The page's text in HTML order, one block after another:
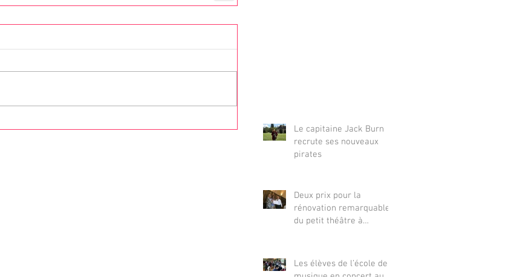
Le capitaine Jack Burn
recrute ses nouveaux
pirates
Deux prix pour la
rénovation remarquable
du petit théâtre à
Les élèves de l’école de